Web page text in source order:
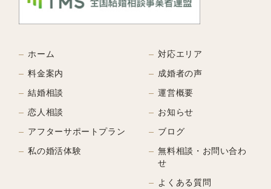
ホーム
料金案内
結婚相談
恋人相談
アフターサポートプラン
私の婚活体験
対応エリア
成婚者の声
運営概要
お知らせ
ブログ
無料相談・お問い合わ
せ
よくある質問